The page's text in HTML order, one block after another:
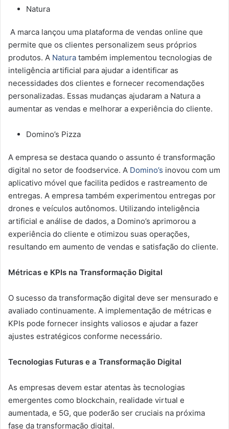
Natura
A marca lançou uma plataforma de vendas online que
permite que os clientes personalizem seus próprios
produtos. A Natura também implementou tecnologias de
inteligência artificial para ajudar a identificar as
necessidades dos clientes e fornecer recomendações
personalizadas. Essas mudanças ajudaram a Natura a
aumentar as vendas e melhorar a experiência do cliente.
Domino’s Pizza
A empresa se destaca quando o assunto é transformação
digital no setor de foodservice. A Domino’s inovou com um
aplicativo móvel que facilita pedidos e rastreamento de
entregas. A empresa também experimentou entregas por
drones e veículos autônomos. Utilizando inteligência
artificial e análise de dados, a Domino’s aprimorou a
experiência do cliente e otimizou suas operações,
resultando em aumento de vendas e satisfação do cliente.
Métricas e KPIs na Transformação Digital
O sucesso da transformação digital deve ser mensurado e
avaliado continuamente. A implementação de métricas e
KPIs pode fornecer insights valiosos e ajudar a fazer
ajustes estratégicos conforme necessário.
Tecnologias Futuras e a Transformação Digital
As empresas devem estar atentas às tecnologias
emergentes como blockchain, realidade virtual e
aumentada, e 5G, que poderão ser cruciais na próxima
fase da transformação digital.